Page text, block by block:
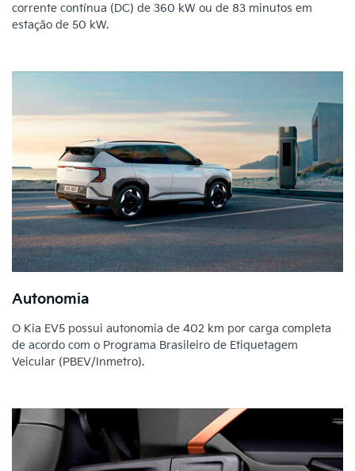
corrente contínua (DC) de 360 kW ou de 83 minutos em
estação de 50 kW.
Autonomia
O Kia EV5 possui autonomia de 402 km por carga completa
de acordo com o Programa Brasileiro de Etiquetagem
Veicular (PBEV/Inmetro).